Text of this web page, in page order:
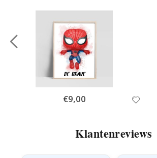
Special
Price
€9,00
Klantenreviews